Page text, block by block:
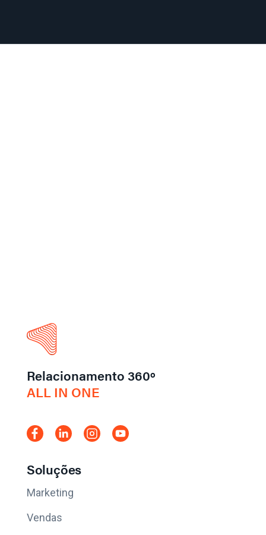
Relacionamento 360º
ALL IN ONE
Soluções
Marketing
Vendas